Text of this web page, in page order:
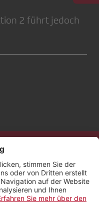
2 führt jedoch